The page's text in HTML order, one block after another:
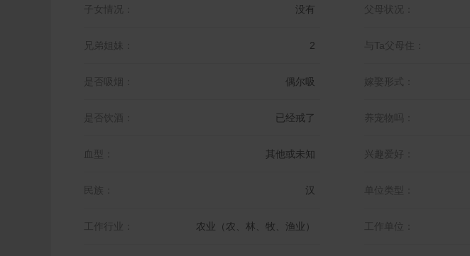
子女情况： 没有 父母状况：
兄弟姐妹： 2 与Ta父母住：
是否吸烟： 偶尔吸 嫁娶形式：
是否饮酒： 已经戒了 养宠物吗：
血型： 其他或未知 兴趣爱好：
民族： 汉 单位类型：
工作行业： 农业（农、林、牧、渔业） 工作单位：